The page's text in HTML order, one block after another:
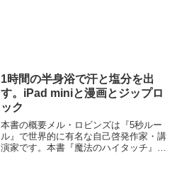
1時間の半身浴で汗と塩分を出
す。iPad miniと漫画とジップロ
ック
本書の概要メル・ロビンズは『5秒ルー
ル』で世界的に有名な自己啓発作家・講
演家です。本書『魔法のハイタッチ』で